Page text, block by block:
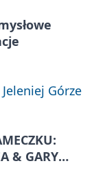
Górze
& GARY